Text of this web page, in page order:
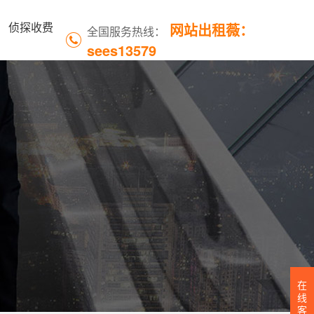
全国服务热线：
网站出租薇：
sees13579
侦探收费
在
线
客